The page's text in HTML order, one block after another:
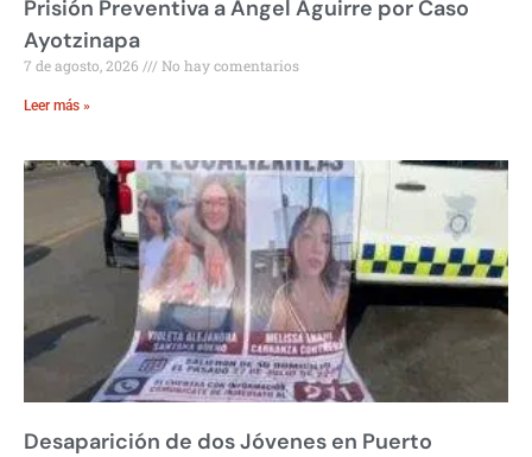
Prisión Preventiva a Ángel Aguirre por Caso
Ayotzinapa
7 de agosto, 2026 No hay comentarios
Leer más »
Desaparición de dos Jóvenes en Puerto